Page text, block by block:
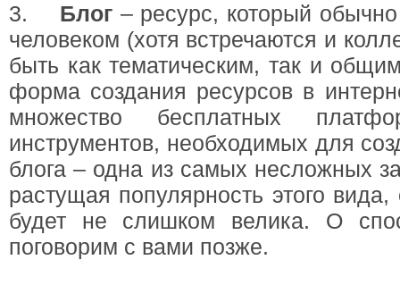
3. Блог– ресурс, который
человеком (хотя встречаются и
быть как тематическим, так и
форма создания ресурсов в
множество бесплатных
инструментов, необходимых для
блога – одна из самых несложных
растущая популярность этого вида,
будет не слишком велика. О
поговорим с вами позже.